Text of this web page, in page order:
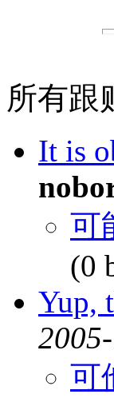
所有跟
It is
可
(0
Yup,
可